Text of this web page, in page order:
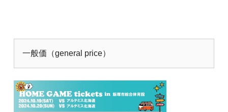
一般価（general price）